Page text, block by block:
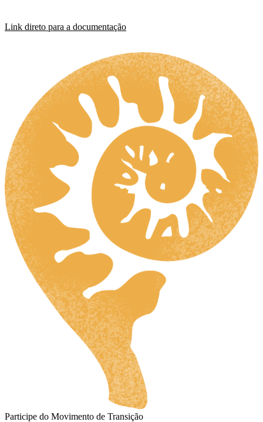
Link direto para a documentação
Participe do Movimento de Transição